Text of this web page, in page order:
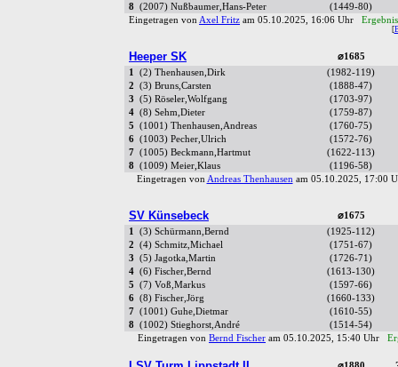
8 (2007) Nußbaumer,Hans-Peter
(1449-80)
Eingetragen vonAxel Fritz am 05.10.2025, 16:06 Uhr
[
Heeper SK
⌀1685
1
(2) Thenhausen,Dirk
(1982-119)
2
(3) Bruns,Carsten
(1888-47)
3
(5) Röseler,Wolfgang
(1703-97)
4 (8) Sehm,Dieter
(1759-87)
5
(1001) Thenhausen,Andreas
(1760-75)
6 (1003) Pecher,Ulrich
(1572-76)
7
(1005) Beckmann,Hartmut
(1622-113)
8 (1009) Meier,Klaus
(1196-58)
Eingetragen vonAndreas Thenhausenam 05.10.2025, 17:00
SV Künsebeck
⌀1675
1
(3) Schürmann,Bernd
(1925-112)
2
(4) Schmitz,Michael
(1751-67)
3
(5) Jagotka,Martin
(1726-71)
4 (6) Fischer,Bernd
(1613-130)
5
(7) Voß,Markus
(1597-66)
6 (8) Fischer,Jörg
(1660-133)
7
(1001) Guhe,Dietmar
(1610-55)
8 (1002) Stieghorst,André
(1514-54)
Eingetragen von Bernd Fischer am 05.10.2025, 15:40 Uhr